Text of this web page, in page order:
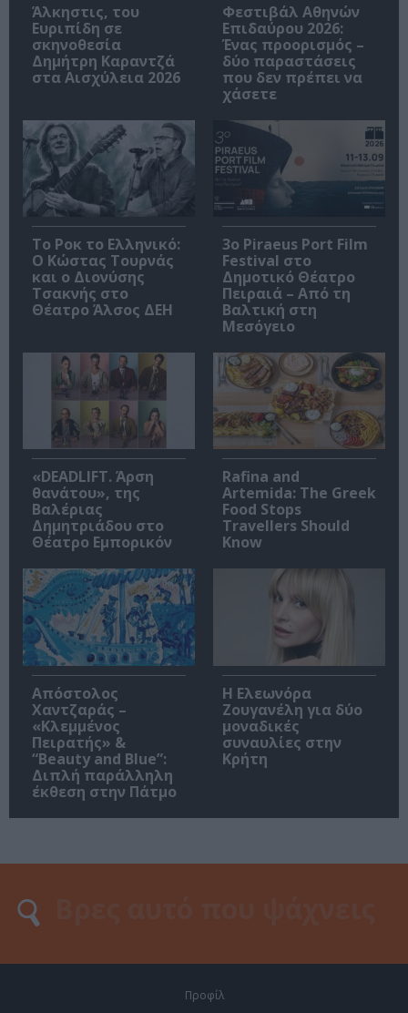
Άλκηστις, του
Ευριπίδη σε
σκηνοθεσία
Δημήτρη Καραντζά
στα Αισχύλεια 2026
Φεστιβάλ Αθηνών
Επιδαύρου 2026:
Ένας προορισμός –
δύο παραστάσεις
που δεν πρέπει να
χάσετε
Το Ροκ το Ελληνικό:
Ο Κώστας Τουρνάς
και ο Διονύσης
Τσακνής στο
Θέατρο Άλσος ΔΕΗ
3o Piraeus Port Film
Festival στο
Δημοτικό Θέατρο
Πειραιά – Από τη
Βαλτική στη
Μεσόγειο
«DEADLIFT. Άρση
θανάτου», της
Βαλέριας
Δημητριάδου στο
Θέατρο Εμπορικόν
Rafina and
Artemida: The Greek
Food Stops
Travellers Should
Know
Απόστολος
Χαντζαράς –
«Κλεμμένος
Πειρατής» &
“Beauty and Blue”:
Διπλή παράλληλη
έκθεση στην Πάτμο
Η Ελεωνόρα
Ζουγανέλη για δύο
μοναδικές
συναυλίες στην
Κρήτη
Προφίλ